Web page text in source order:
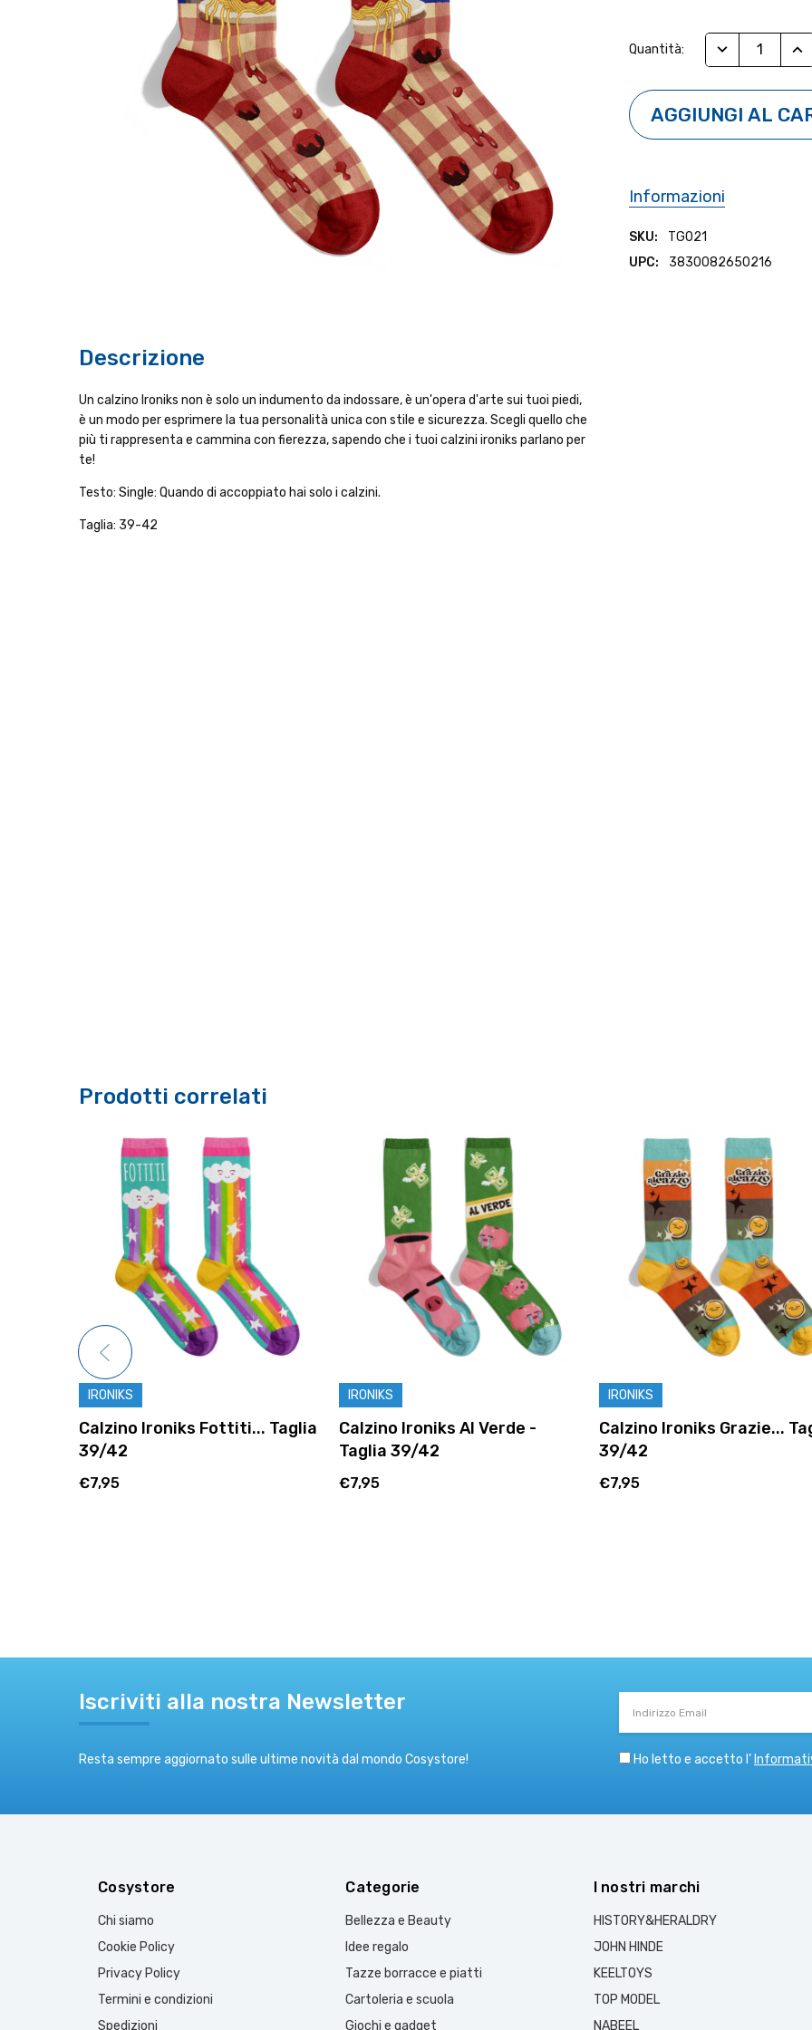
Attuale:
Quantità: RIDUCI
Informazioni
SKU:
TG021
UPC:
3830082650216
Descrizione
Un calzino Ironiks non è solo un indumento da indossare, è un'opera d'arte sui tuoi piedi,
è un modo per esprimere la tua personalità unica con stile e sicurezza. Scegli quello che
più ti rappresenta e cammina con fierezza, sapendo che i tuoi calzini ironiks parlano per
te!
Testo: Single: Quando di accoppiato hai solo i calzini.
Taglia: 39-42
Prodotti correlati
IRONIKS
Calzino Ironiks Fottiti... Taglia
39/42
€7,95
IRONIKS
Calzino Ironiks Al Verde -
Taglia 39/42
€7,95
IRONIKS
Calzino Ironiks Grazie...
39/42
€7,95
Iscriviti alla nostra Newsletter
Resta sempre aggiornato sulle ultime novità dal mondo Cosystore!
Email
Ho letto e accetto l’
Cosystore
Chi siamo
Cookie Policy
Privacy Policy
Termini e condizioni
Spedizioni
Categorie
Bellezza e Beauty
Idee regalo
Tazze borracce e piatti
Cartoleria e scuola
Giochi e gadget
I nostri marchi
HISTORY&HERALDRY
JOHN HINDE
KEELTOYS
TOP MODEL
NABEEL